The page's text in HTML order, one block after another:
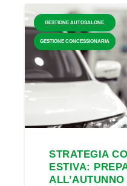
GESTIONE AUTOSALONE
GESTIONE CONCESSIONARIA
STRATEGIA
ESTIVA: